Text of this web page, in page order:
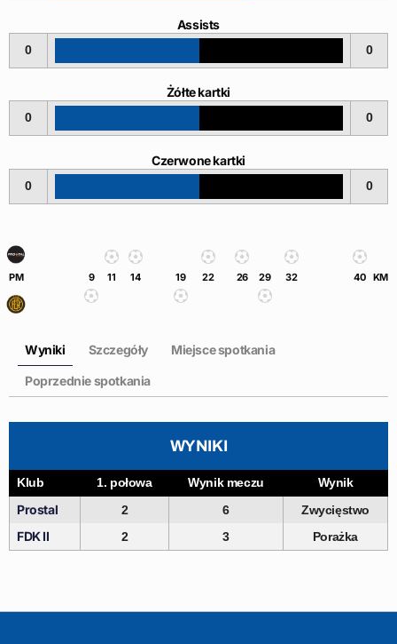
Assists
0 0
Żółte kartki
0 0
Czerwone kartki
0 0
PM 9 11 14 19 22 26 29 32 40 KM
Wyniki Szczegóły Miejsce spotkania
Poprzednie spotkania
WYNIKI
Klub 1. połowa Wynik meczu Wynik
Prostal 2 6 Zwycięstwo
FDK II 2 3 Porażka